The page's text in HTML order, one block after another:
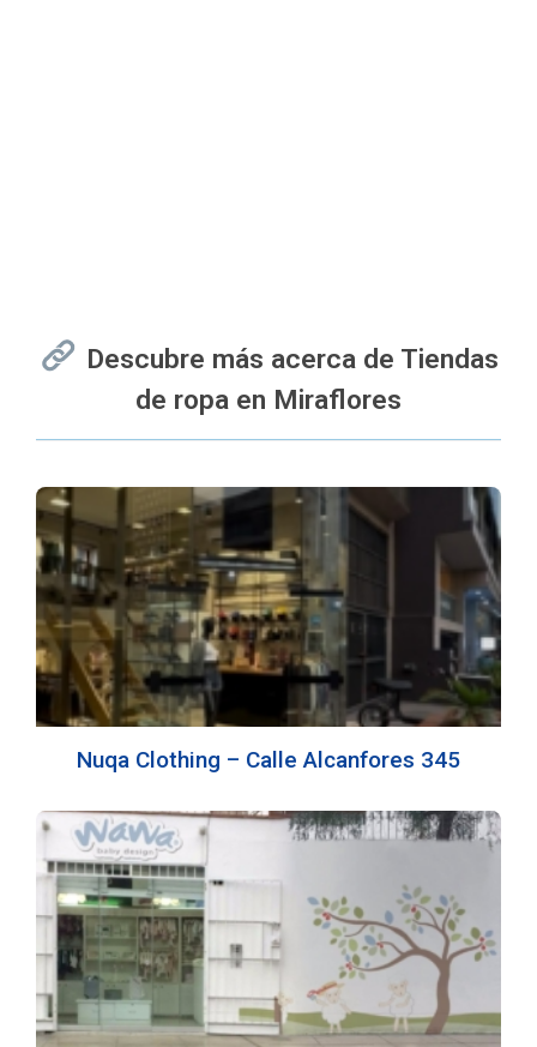
Descubre más acerca de Tiendas
de ropa en Miraflores
Nuqa Clothing – Calle Alcanfores 345